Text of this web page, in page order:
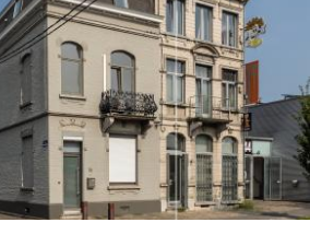
Loyer:
440 €
Charges:
75 €
Durée:
12 mois
Domiciliation:
Acceptée
Aménagement
Salle de bain:
Privée
Cuisine:
Commune
Superficie:
218 m
2
Pièces privées:
5